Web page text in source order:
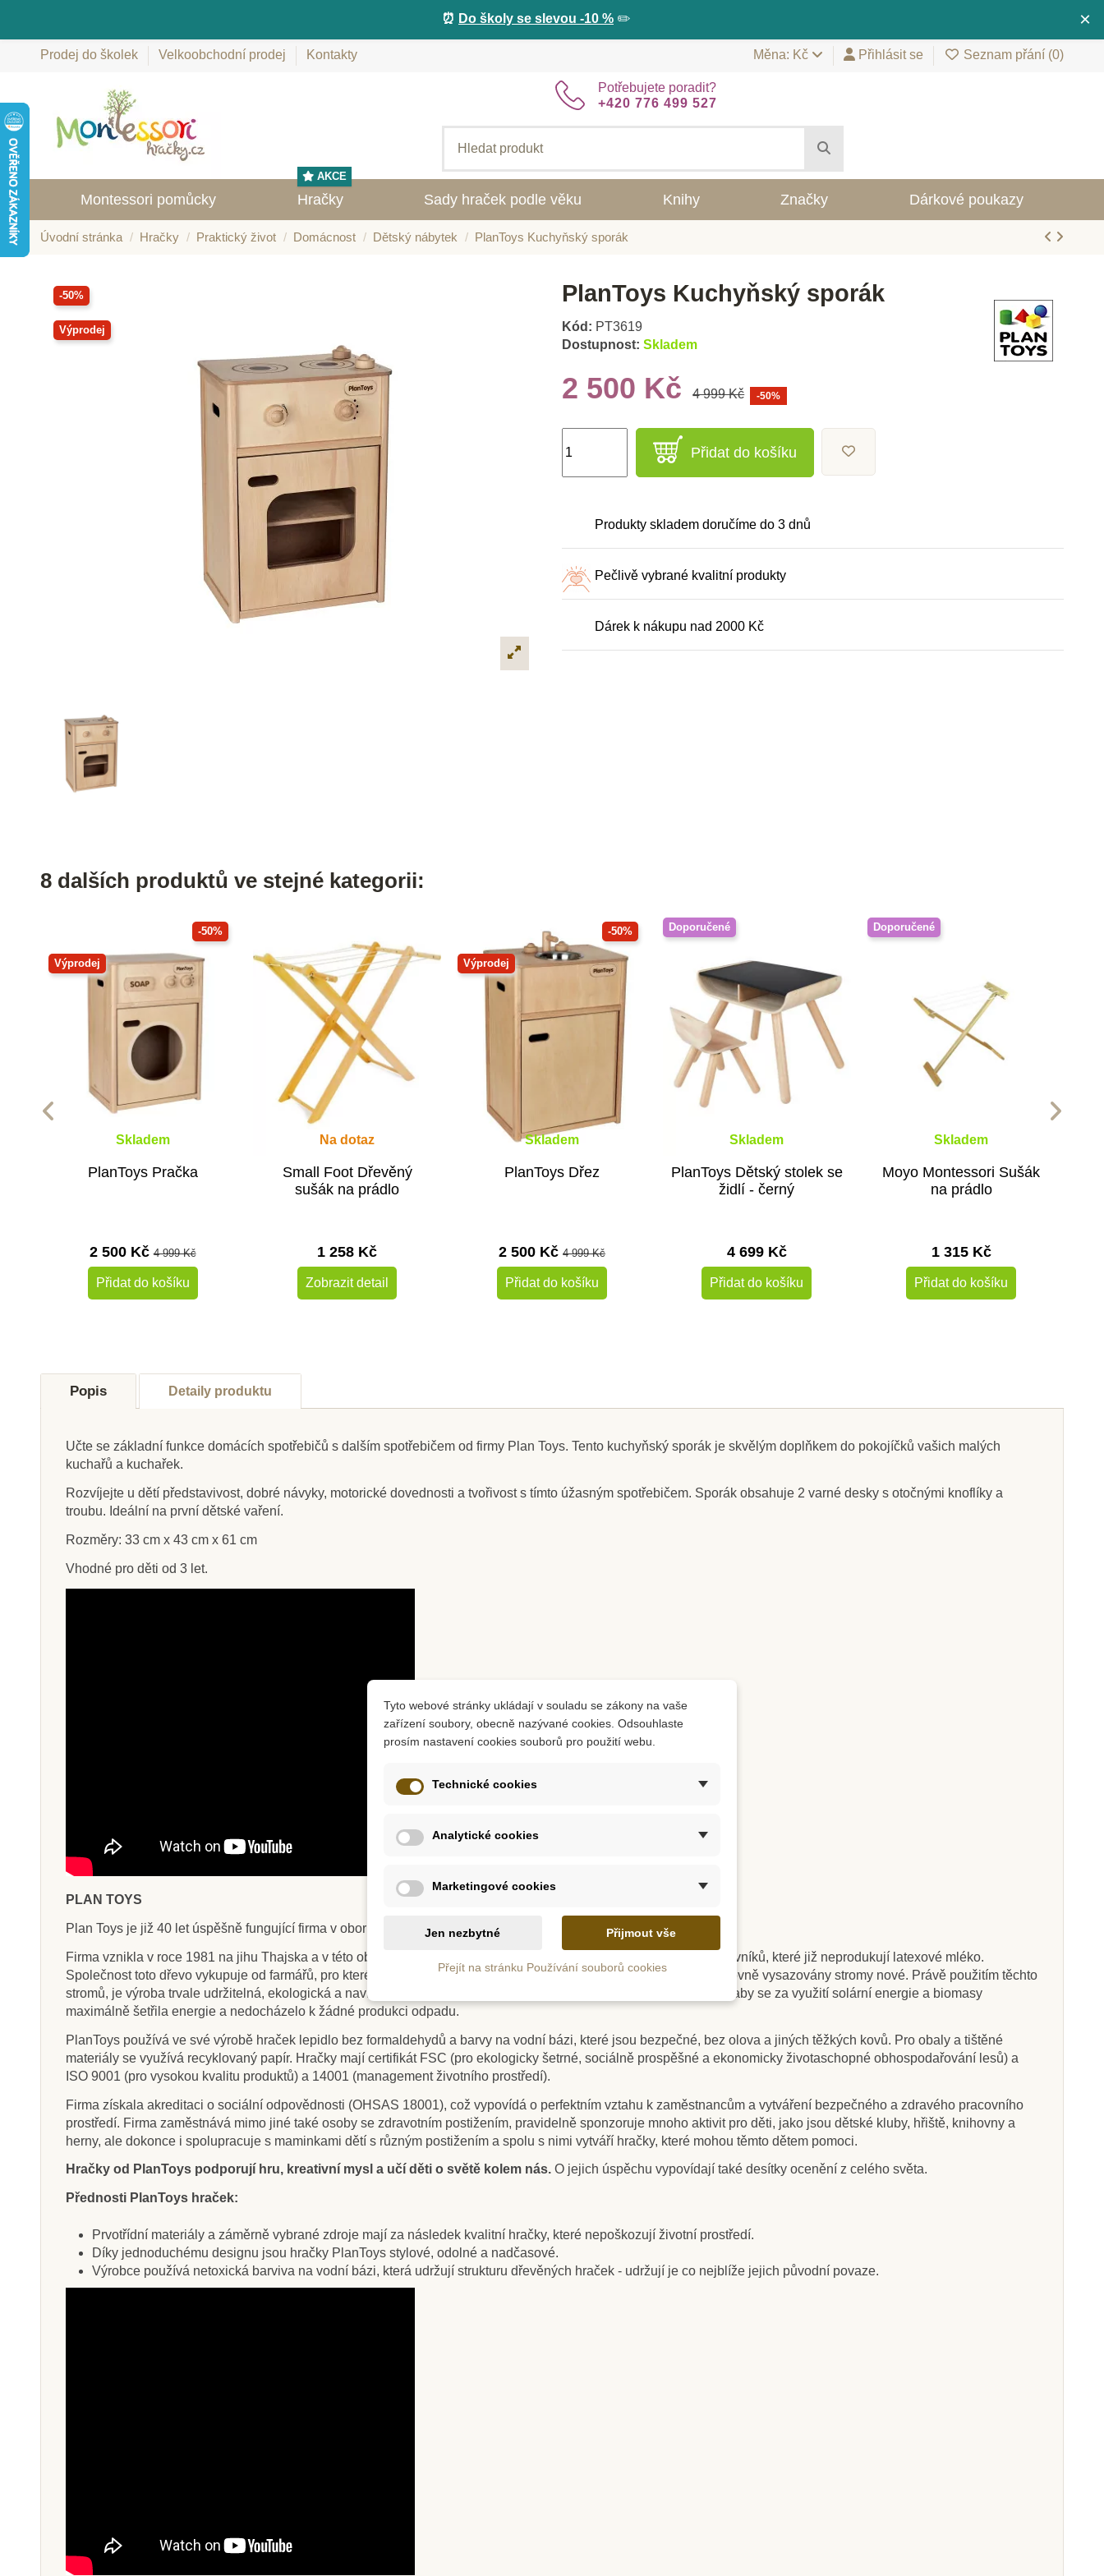
×
⏰ Do školy se slevou -10 % ✏️
Prodej do školek Velkoobchodní prodej Kontakty Měna: Kč Přihlásit se Seznam přání (0)
Potřebujete poradit?
+420 776 499 527
Montessori pomůcky Hračky
AKCE
Sady hraček podle věku Knihy Značky Dárkové poukazy
Úvodní stránka Hračky Praktický život Domácnost Dětský nábytek PlanToys Kuchyňský sporák
-50%
Výprodej
PlanToys Kuchyňský sporák
Kód: PT3619
Dostupnost: Skladem
2 500 Kč 4 999 Kč -50%
Přidat do košíku
Produkty skladem doručíme do 3 dnů
Pečlivě vybrané kvalitní produkty
Dárek k nákupu nad 2000 Kč
8 dalších produktů ve stejné kategorii:
-50%
Výprodej
Skladem
PlanToys Pračka
2 500 Kč4 999 Kč
Přidat do košíku
Na dotaz
Small Foot Dřevěný
sušák na prádlo
1 258 Kč
Zobrazit detail
-50%
Výprodej
Skladem
PlanToys Dřez
2 500 Kč 4 999 Kč
Přidat do košíku
Doporučené
Skladem
PlanToys Dětský stolek se
židlí - černý
4 699 Kč
Přidat do košíku
Doporučené
Skladem
Moyo Montessori Sušák
na prádlo
1 315 Kč
Přidat do košíku
Popis Detaily produktu
Učte se základní funkce domácích spotřebičů s dalším spotřebičem od firmy Plan Toys. Tento kuchyňský sporák je skvělým doplňkem do pokojíčků vašich malých
kuchařů a kuchařek.
Rozvíjejte u dětí představivost, dobré návyky, motorické dovednosti a tvořivost s tímto úžasným spotřebičem. Sporák obsahuje 2 varné desky s otočnými knoflíky a
troubu. Ideální na první dětské vaření.
Rozměry: 33 cm x 43 cm x 61 cm
Vhodné pro děti od 3 let.
PLAN TOYS
Plan Toys je již 40 let úspěšně fungující firma v oboru výroby vysoce kvalitních ekologických hraček.
Firma vznikla v roce 1981 na jihu Thajska a v této oblasti funguje dodnes. Ve své produkci využívá dřevo z kaučukovníků, které již neprodukují latexové mléko.
Společnost toto dřevo vykupuje od farmářů, pro které již nemá žádnou hodnotu, ale rovněž dbá na to, aby byly opětovně vysazovány stromy nové. Právě použitím těchto
stromů, je výroba trvale udržitelná, ekologická a navíc z vysoce kvalitního materiálu. Výrobní proces je navržen tak, aby se za využití solární energie a biomasy
maximálně šetřila energie a nedocházelo k žádné produkci odpadu.
PlanToys používá ve své výrobě hraček lepidlo bez formaldehydů a barvy na vodní bázi, které jsou bezpečné, bez olova a jiných těžkých kovů. Pro obaly a tištěné
materiály se využívá recyklovaný papír. Hračky mají certifikát FSC (pro ekologicky šetrné, sociálně prospěšné a ekonomicky životaschopné obhospodařování lesů) a
ISO 9001 (pro vysokou kvalitu produktů) a 14001 (management životního prostředí).
Firma získala akreditaci o sociální odpovědnosti (OHSAS 18001), což vypovídá o perfektním vztahu k zaměstnancům a vytváření bezpečného a zdravého pracovního
prostředí. Firma zaměstnává mimo jiné také osoby se zdravotním postižením, pravidelně sponzoruje mnoho aktivit pro děti, jako jsou dětské kluby, hřiště, knihovny a
herny, ale dokonce i spolupracuje s maminkami dětí s různým postižením a spolu s nimi vytváří hračky, které mohou těmto dětem pomoci.
Hračky od PlanToys podporují hru, kreativní mysl a učí děti o světě kolem nás. O jejich úspěchu vypovídají také desítky ocenění z celého světa.
Přednosti PlanToys hraček:
Prvotřídní materiály a záměrně vybrané zdroje mají za následek kvalitní hračky, které nepoškozují životní prostředí.
Díky jednoduchému designu jsou hračky PlanToys stylové, odolné a nadčasové.
Výrobce používá netoxická barviva na vodní bázi, která udržují strukturu dřevěných hraček - udržují je co nejblíže jejich původní povaze.
Tyto webové stránky ukládají v souladu se zákony na vaše
zařízení soubory, obecně nazývané cookies. Odsouhlaste
prosím nastavení cookies souborů pro použití webu.
Technické cookies
Analytické cookies
Marketingové cookies
Jen nezbytné Přijmout vše
Přejít na stránku Používání souborů cookies